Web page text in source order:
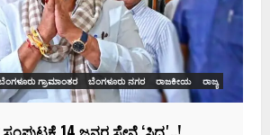
June 3, 2026 0